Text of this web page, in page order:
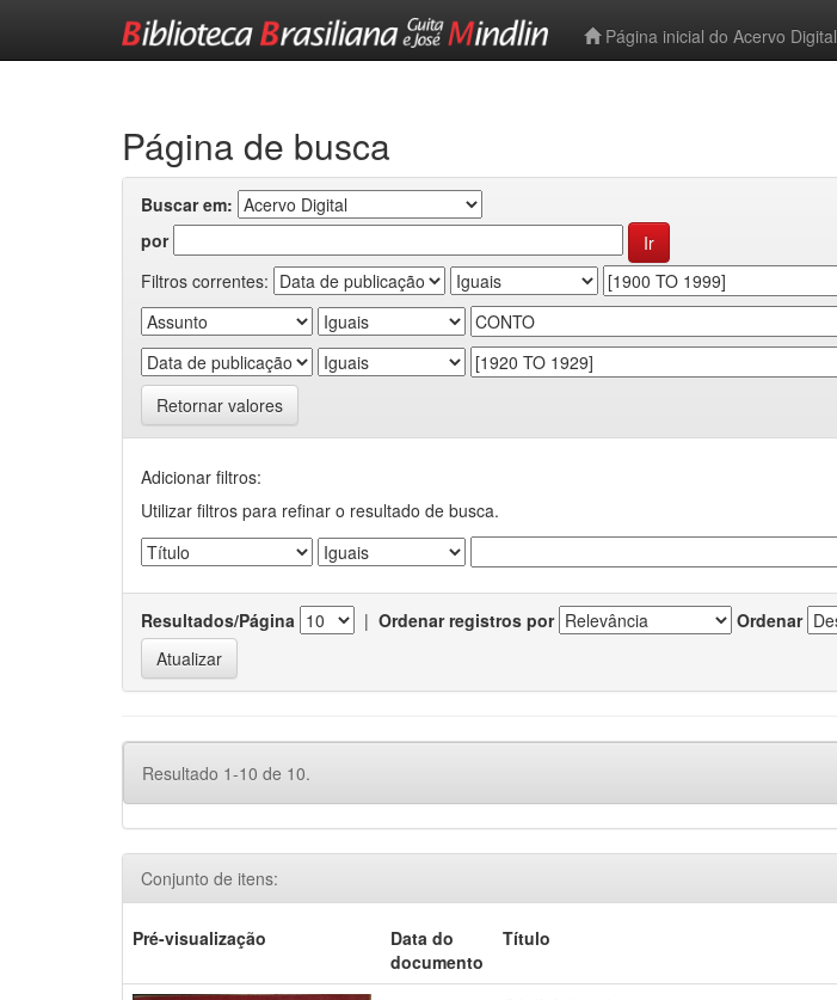
Página inicial do Acervo Digital
Página de busca
Buscar em:
por
Filtros correntes:
Retornar valores
Adicionar filtros:
Utilizar filtros para refinar o resultado de busca.
Resultados/Página | Ordenar registros por Ordenar
Resultado 1-10 de 10.
Conjunto de itens:
Pré-visualização
Data do
documento
Título